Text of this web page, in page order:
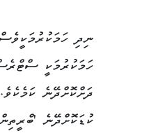
ނިދި
ހަމަކުރުމަކީ
ދަށްކޮށްދޭނެ
ކުޑަކޮށްދޭނެ